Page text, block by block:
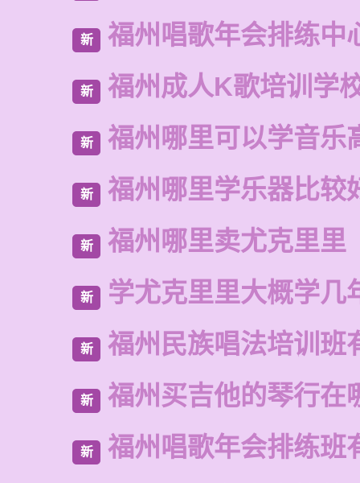
新 福州唱歌年会排练中
新 福州成人K歌培训学
新 福州哪里可以学音乐
新 福州哪里学乐器比较
新 福州哪里卖尤克里里
新 学尤克里里大概学几
新 福州民族唱法培训班
新 福州买吉他的琴行在
新 福州唱歌年会排练班